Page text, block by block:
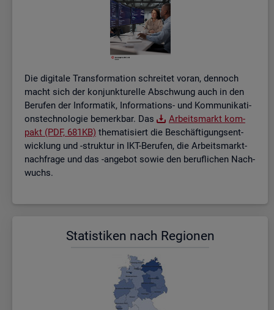
Die di­gi­ta­le Trans­for­ma­ti­on schrei­tet voran, den­noch
macht sich der kon­junk­tu­rel­le Ab­schwung auch in den
Be­ru­fen der In­for­ma­tik, In­for­ma­ti­ons- und Kom­mu­ni­ka­ti­
ons­tech­no­lo­gie be­merk­bar. Das
Ar­beits­markt kom­
pakt (PDF, 681KB) the­ma­ti­siert die Be­schäf­ti­gungs­ent­
wick­lung und -struk­tur in IKT-Be­ru­fen, die Ar­beits­markt­
nach­fra­ge und das -an­ge­bot sowie den be­ruf­li­chen Nach­
wuchs.
Sta­tis­ti­ken nach Re­gio­nen